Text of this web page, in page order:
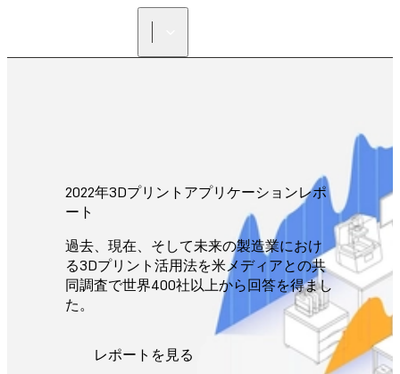
2022年3Dプリントアプリケーションレポ
ート
過去、現在、そして未来の製造業におけ
る3Dプリント活用法を米メディアとの共
同調査で世界400社以上から回答を得まし
た。
レポートを見る